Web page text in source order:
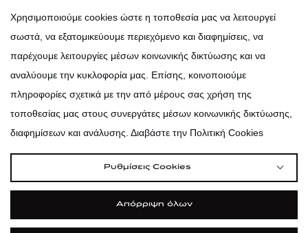
atticadps
Χρησιμοποιούμε cookies ώστε η τοποθεσία μας να λειτουργεί
σωστά, να εξατομικεύουμε περιεχόμενο και διαφημίσεις, να
παρέχουμε λειτουργίες μέσων κοινωνικής δικτύωσης και να
αναλύουμε την κυκλοφορία μας. Επίσης, κοινοποιούμε
πληροφορίες σχετικά με την από μέρους σας χρήση της
τοποθεσίας μας στους συνεργάτες μέσων κοινωνικής δικτύωσης,
διαφημίσεων και ανάλυσης. Διαβάστε την Πολιτική Cookies
Ρυθμίσεις Cookies
Απόρριψη όλων